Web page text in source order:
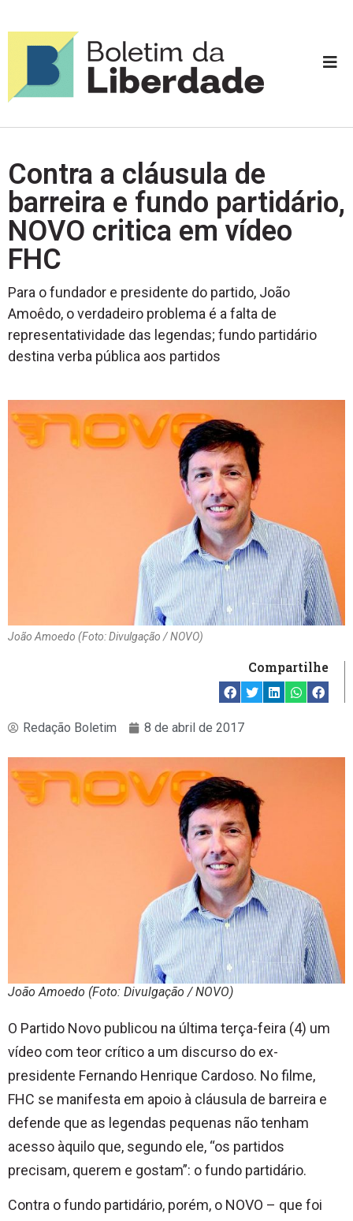
Contra a cláusula de
barreira e fundo partidário,
NOVO critica em vídeo
FHC
Para o fundador e presidente do partido, João
Amoêdo, o verdadeiro problema é a falta de
representatividade das legendas; fundo partidário
destina verba pública aos partidos
João Amoedo (Foto: Divulgação / NOVO)
Compartilhe
Redação Boletim 8 de abril de 2017
João Amoedo (Foto: Divulgação / NOVO)
O Partido Novo publicou na última terça-feira (4) um
vídeo com teor crítico a um discurso do ex-
presidente Fernando Henrique Cardoso. No filme,
FHC se manifesta em apoio à cláusula de barreira e
defende que as legendas pequenas não tenham
acesso àquilo que, segundo ele, “os partidos
precisam, querem e gostam”: o fundo partidário.
Contra o fundo partidário, porém, o NOVO – que foi